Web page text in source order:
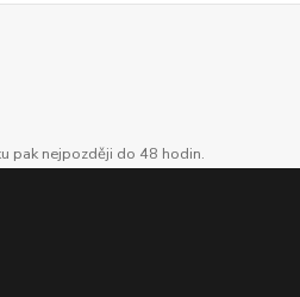
pak nejpozději do 48 hodin.